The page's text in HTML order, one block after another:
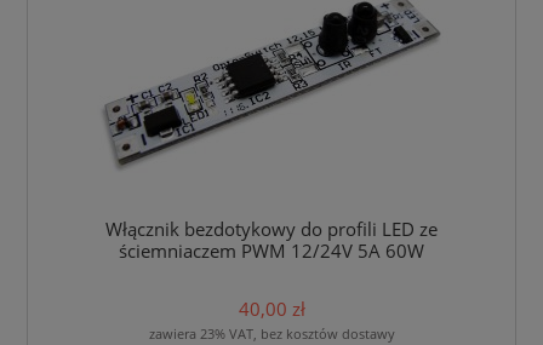
Włącznik bezdotykowy do profili LED ze
ściemniaczem PWM 12/24V 5A 60W
40,00 zł
zawiera 23% VAT, bez kosztów dostawy